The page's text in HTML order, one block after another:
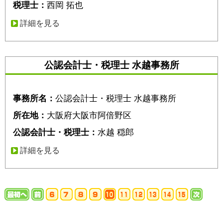
税理士： 西岡 拓也
詳細を見る
公認会計士・税理士 水越事務所
事務所名： 公認会計士・税理士 水越事務所
所在地： 大阪府大阪市阿倍野区
公認会計士・税理士： 水越 穏郎
詳細を見る